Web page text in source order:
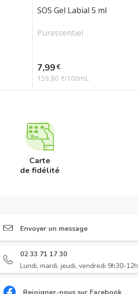
SOS Gel Labial 5 ml
Puressentiel
Prix
7,99€
159,80 €/100mL
Carte
de fidélité
Envoyer un message
02 33 71 17 30
Lundi, mardi, jeudi, vendredi 9h30-12h